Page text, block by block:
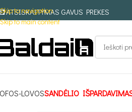
Skip to navigation
Skip to main content
ATSISKAITYMAS GAVUS PREKES
LOVOSSANDĖLIO